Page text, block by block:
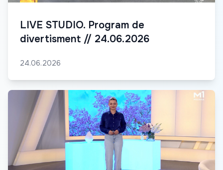
LIVE STUDIO. Program de
divertisment // 24.06.2026
24.06.2026